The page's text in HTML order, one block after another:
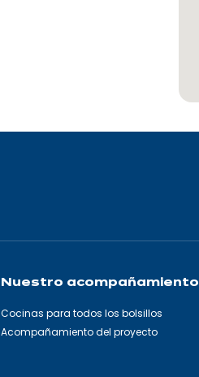
Nuestro acompañamiento
Cocinas para todos los bolsillos
Acompañamiento del proyecto